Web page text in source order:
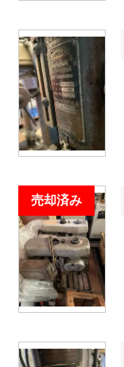
売却済み